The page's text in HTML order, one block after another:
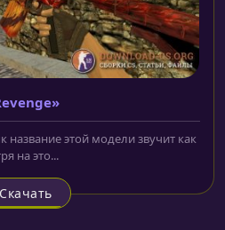
название этой модели звучит как
на это...
Скачать